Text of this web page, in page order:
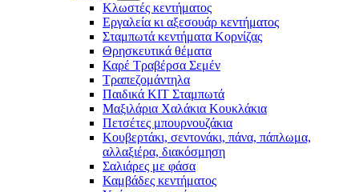
Κλωστές κεντήματος
Eργαλεία κι αξεσουάρ κεντήματος
Σταμπωτά κεντήματα Κορνίζας
Θρησκευτικά θέματα
Καρέ Τραβέρσα Σεμέν
Τραπεζομάντηλα
Παιδικά KIT Σταμπωτά
Μαξιλάρια Χαλάκια Κουκλάκια
Πετσέτες μπουρνουζάκια
Κουβερτάκι, σεντονάκι, πάνα, πάπλωμα,
αλλαξιέρα, διακόσμηση
Σαλιάρες με φάσα
Καμβάδες κεντήματος